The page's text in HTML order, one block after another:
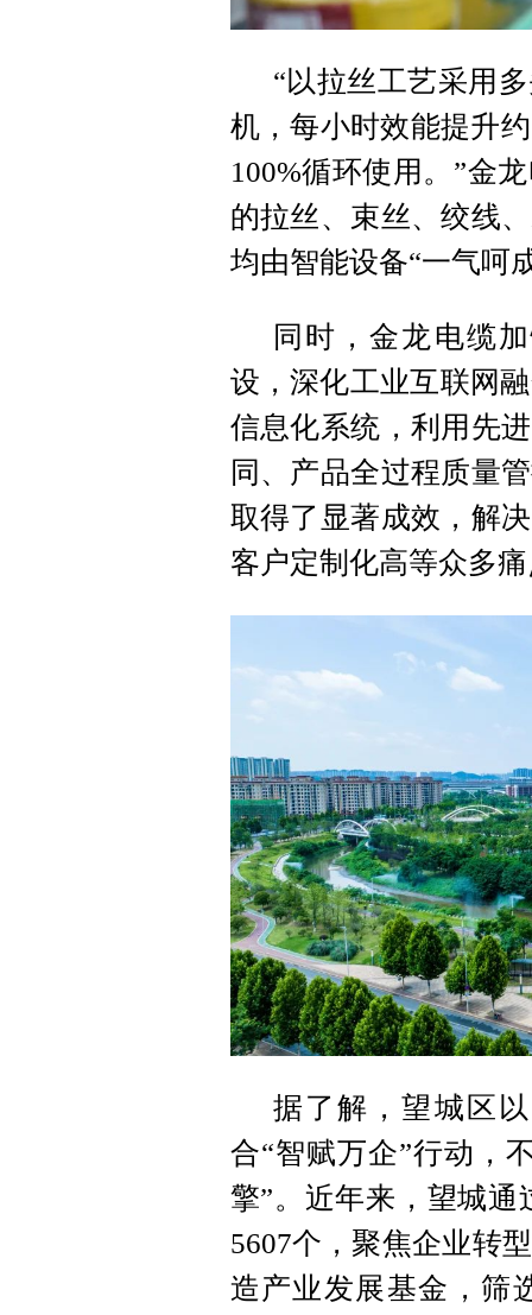
“以拉丝工艺采用
机，每小时效能提升
100%循环使用。”金
的拉丝、束丝、绞线
均由智能设备“一气呵
同时，金龙电缆
设，深化工业互联网
信息化系统，利用先
同、产品全过程质量
取得了显著成效，解
客户定制化高等众多
据了解，望城区
合“智赋万企”行动，
擎”。近年来，望城通
5607个，聚焦企业转
造产业发展基金，筛